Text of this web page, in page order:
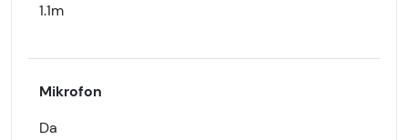
1.1m
Mikrofon
Da